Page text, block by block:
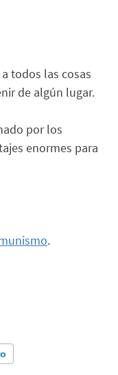
todos las cosas
de algún lugar.
por los
enormes para
.